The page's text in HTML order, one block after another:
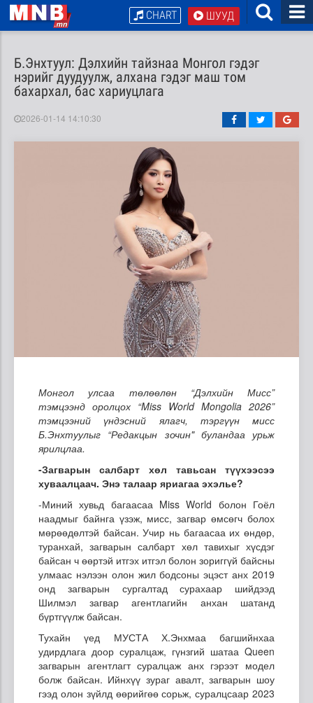
ШУУД
CHART
Б.Энхтуул: Дэлхийн тайзнаа Монгол гэдэг
нэрийг дуудуулж, алхана гэдэг маш том
бахархал, бас хариуцлага
2026-01-14 14:10:30
Монгол улсаа төлөөлөн “Дэлхийн Мисс”
тэмцээнд оролцох “Miss World Mongolia 2026”
тэмцээний үндэсний ялагч, тэргүүн мисс
Б.Энхтуулыг “Редакцын зочин" буландаа урьж
ярилцлаа.
-Загварын салбарт хөл тавьсан түүхээсээ
хуваалцаач. Энэ талаар яриагаа эхэлье?
-Миний хувьд багаасаа Miss World болон Гоёл
наадмыг байнга үзэж, мисс, загвар өмсөгч болох
мөрөөдөлтэй байсан. Учир нь багаасаа их өндөр,
туранхай, загварын салбарт хөл тавихыг хүсдэг
байсан ч өөртэй итгэх итгэл болон зориггүй байсны
улмаас нэлээн олон жил бодсоны эцэст анх 2019
онд загварын сургалтад сурахаар шийдээд
Шилмэл загвар агентлагийн анхан шатанд
бүртгүүлж байсан.
Тухайн үед МУСТА Х.Энхмаа багшийнхаа
удирдлага доор суралцаж, гүнзгий шатаа Queen
загварын агентлагт суралцаж анх гэрээт модел
болж байсан. Ийнхүү зураг авалт, загварын шоу
гээд олон зүйлд өөрийгөө сорьж, суралцсаар 2023